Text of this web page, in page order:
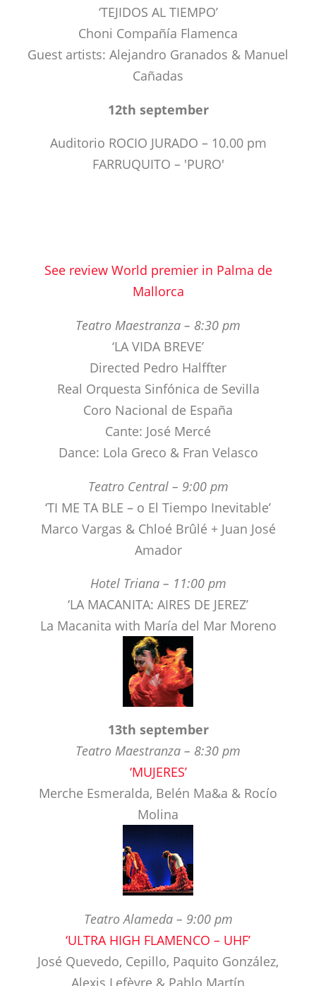
‘TEJIDOS AL TIEMPO’
Choni Compañía Flamenca
Guest artists: Alejandro Granados & Manuel
Cañadas
12th september
Auditorio ROCIO JURADO – 10.00 pm
FARRUQUITO – 'PURO'
Teatro Maestranza – 8:30 pm
‘LA VIDA BREVE’
Real Orquesta Sinfónica de Sevilla
Coro Nacional de España
Cante: José Mercé
Dance: Lola Greco & Fran Velasco
Teatro Central – 9:00 pm
‘TI ME TA BLE – o El Tiempo Inevitable’
Amador
Hotel Triana – 11:00 pm
‘LA MACANITA: AIRES DE JEREZ’
13th september
Teatro Maestranza – 8:30 pm
‘MUJERES’
Merche Esmeralda, Belén Ma&a & Rocío
Molina
Teatro Alameda – 9:00 pm
‘ULTRA HIGH FLAMENCO – UHF’
José Quevedo, Cepillo, Paquito González,
Alexis Lefèvre & Pablo Martín